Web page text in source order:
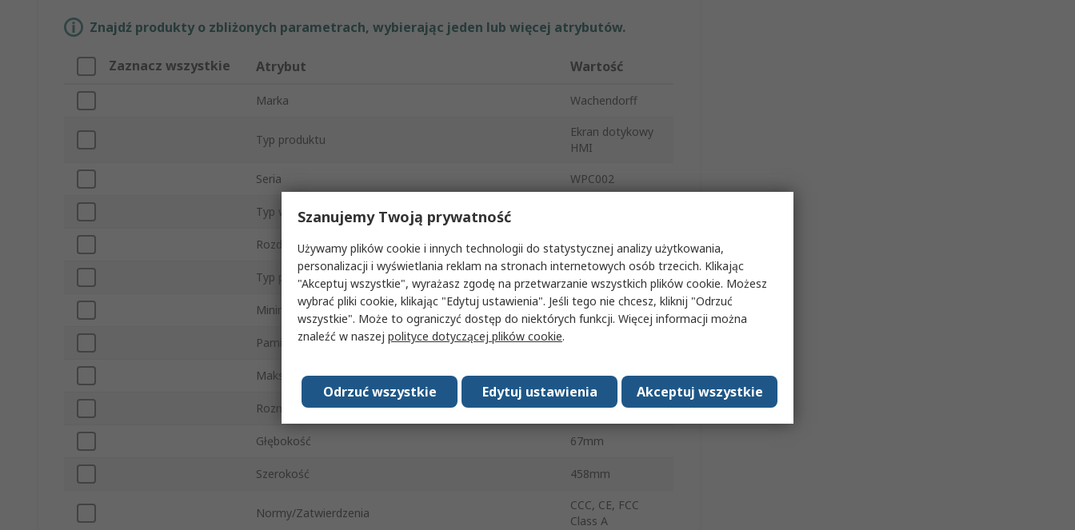
Znajdź produkty o zbliżonych parametrach, wybierając jeden lub więcej atrybutów.
Zaznacz wszystkie Atrybut Wartość
Marka Wachendorff
Typ produktu
Ekran dotykowy
HMI
Seria WPC002
Typ wyświetlacza
Rozdzielczość wyświetlacza 1920 x 1080 pixel
Typ portu Ethernet
Minimalna temperatura robocza -10°C
Pamięć wbudowana
Maksymalna temperatura robocza 65°C
Rozmiar przekątnej wyświetlacza 17.3cal
Głębokość 67mm
Szerokość 458mm
Normy/Zatwierdzenia
CCC, CE, FCC
Class A
Szanujemy Twoją prywatność
Używamy plików cookie i innych technologii do statystycznej analizy użytkowania,
personalizacji i wyświetlania reklam na stronach internetowych osób trzecich. Klikając
"Akceptuj wszystkie", wyrażasz zgodę na przetwarzanie wszystkich plików cookie. Możesz
wybrać pliki cookie, klikając "Edytuj ustawienia". Jeśli tego nie chcesz, kliknij "Odrzuć
wszystkie". Może to ograniczyć dostęp do niektórych funkcji. Więcej informacji można
znaleźć w naszej polityce dotyczącej plików cookie.
Akceptuj wszystkie
Edytuj ustawienia
Odrzuć wszystkie